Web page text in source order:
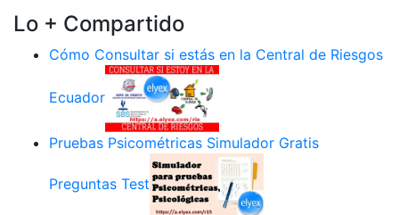
Lo + Compartido
Cómo Consultar si estás en la Central de Riesgos
Ecuador
Pruebas Psicométricas Simulador Gratis
Preguntas Test